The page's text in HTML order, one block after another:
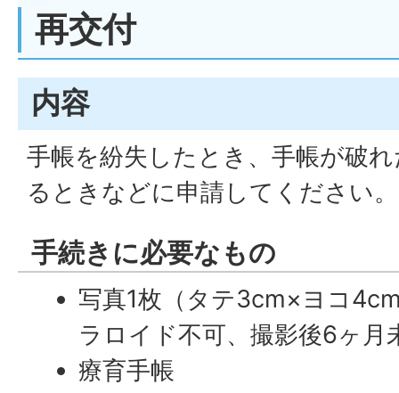
再交付
内容
手帳を紛失したとき、手帳が破
るときなどに申請してください。
手続きに必要なもの
写真1枚（タテ3cm×ヨコ
ラロイド不可、撮影後6ヶ月
療育手帳